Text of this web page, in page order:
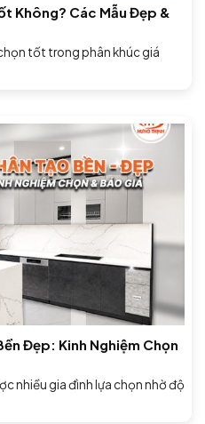
Không? Các Mẫu Đẹp &
tốt trong phân khúc giá
Đẹp: Kinh Nghiệm Chọn
nhiều gia đình lựa chọn nhờ độ